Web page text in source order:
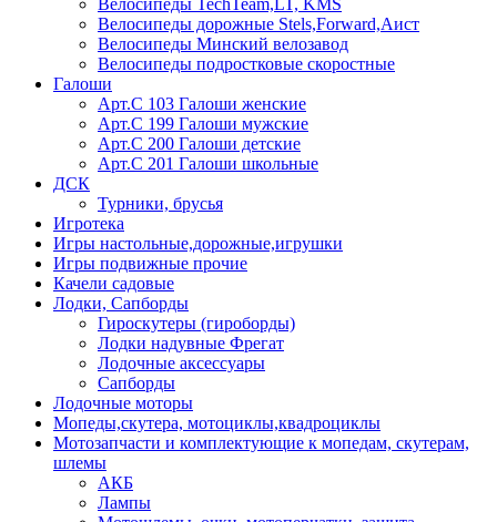
Велосипеды дорожные Stels,Forward,Аист
Велосипеды Минский велозавод
Велосипеды подростковые скоростные
Галоши
Арт.С 103 Галоши женские
Арт.С 199 Галоши мужские
Арт.С 200 Галоши детские
Арт.С 201 Галоши школьные
ДСК
Турники, брусья
Игротека
Игры настольные,дорожные,игрушки
Игры подвижные прочие
Качели садовые
Лодки, Сапборды
Гироскутеры (гироборды)
Лодки надувные Фрегат
Лодочные аксессуары
Сапборды
Лодочные моторы
Мопеды,скутера, мотоциклы,квадроциклы
Мотозапчасти и комплектующие к мопедам, скутерам,
шлемы
АКБ
Лампы